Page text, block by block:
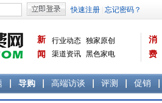
新
闻
行业动态 独家原创
渠道资讯 黑色家电
消
费
导购 高端访谈 评测 促销